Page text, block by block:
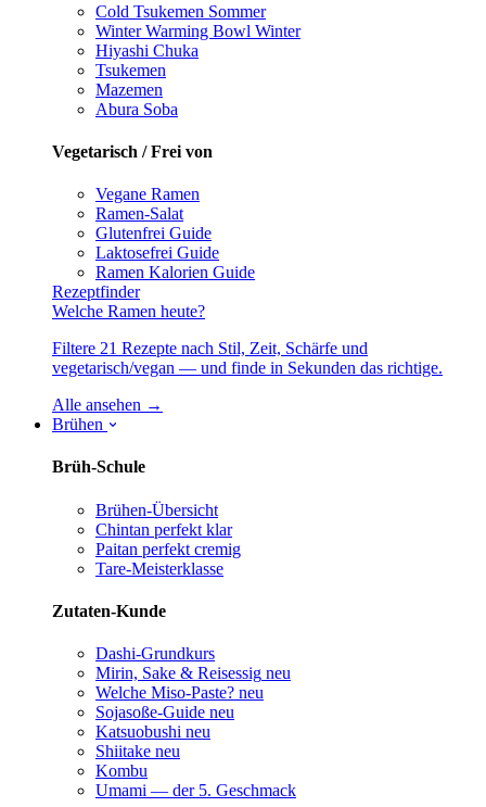
Cold Tsukemen Sommer
Winter Warming Bowl Winter
Hiyashi Chuka
Tsukemen
Mazemen
Abura Soba
Vegetarisch / Frei von
Vegane Ramen
Ramen-Salat
Glutenfrei Guide
Laktosefrei Guide
Ramen Kalorien Guide
Rezeptfinder
Welche Ramen heute?
Filtere 21 Rezepte nach Stil, Zeit, Schärfe und
vegetarisch/vegan — und finde in Sekunden das richtige.
Alle ansehen →
Brühen
Brüh-Schule
Brühen-Übersicht
Chintan perfekt klar
Paitan perfekt cremig
Tare-Meisterklasse
Zutaten-Kunde
Dashi-Grundkurs
Mirin, Sake & Reisessig neu
Welche Miso-Paste? neu
Sojasoße-Guide neu
Katsuobushi neu
Shiitake neu
Kombu
Umami — der 5. Geschmack